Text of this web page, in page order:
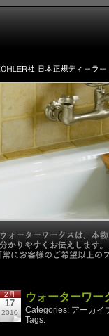
2月
17
2010
ウォーターワー
Categories: アーカイ
Tags: